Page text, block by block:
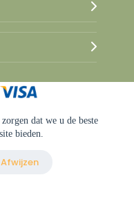
dat we u de beste
bieden.
Afwijzen
Us